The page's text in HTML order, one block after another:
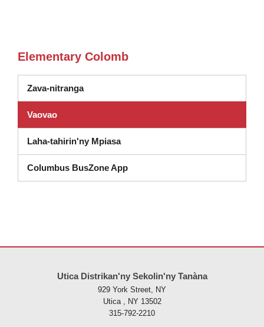
Elementary Colomb
Zava-nitranga
Vaovao
Laha-tahirin'ny Mpiasa
Columbus BusZone App
Utica Distrikan'ny Sekolin'ny Tanàna
929 York Street, NY
Utica , NY 13502
315-792-2210